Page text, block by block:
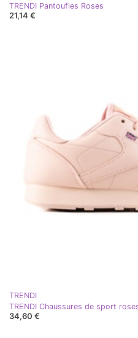
TRENDI Pantoufles Roses
21,14 €
TRENDI
TRENDI Chaussures de sport
34,60 €